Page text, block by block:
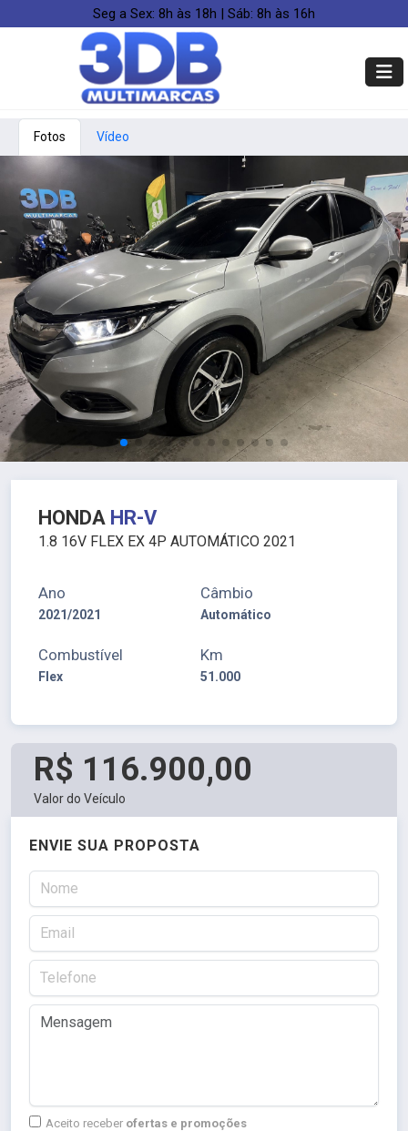
Seg a Sex: 8h às 18h | Sáb: 8h às 16h
Fotos Vídeo
HONDA HR-V
1.8 16V FLEX EX 4P AUTOMÁTICO 2021
Ano
2021/2021
Câmbio
Automático
Combustível
Flex
Km
51.000
R$ 116.900,00
Valor do Veículo
ENVIE SUA PROPOSTA
Aceito receber ofertas e promoções